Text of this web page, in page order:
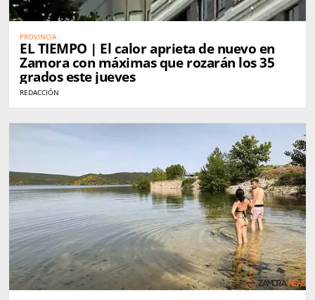
PROVINCIA
EL TIEMPO | El calor aprieta de nuevo en
Zamora con máximas que rozarán los 35
grados este jueves
REDACCIÓN